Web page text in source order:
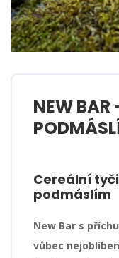
NEW
Cereální
podmáslím
New Bar s
vůbec